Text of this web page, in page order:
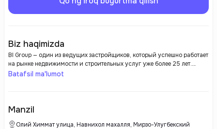
Biz haqimizda
BI Group — один из ведущих застройщиков, который успешно работает
на рынке недвижимости и строительных услуг уже более 25 лет.
Компания зарекомендовала себя как надежный партнер и инициатор
решения в строительстве, что позволяет ей не только повышать
Batafsil ma'lumot
Manzil
Олий Химмат улица, Навнихол махалля, Мирзо-Улугбекский